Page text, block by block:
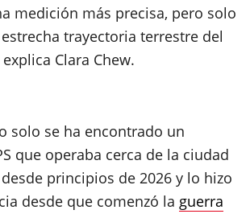
medición más precisa, pero solo
trayectoria terrestre del
Clara Chew.
solo se ha encontrado un
que operaba cerca de la ciudad
principios de 2026 y lo hizo
desde que comenzó la guerra